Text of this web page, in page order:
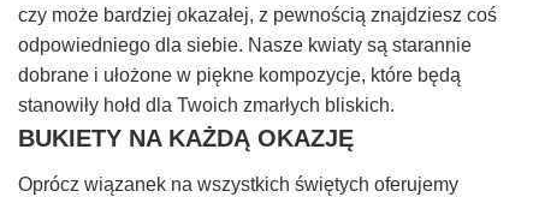
czy może bardziej okazałej, z pewnością znajdziesz coś
odpowiedniego dla siebie. Nasze kwiaty są starannie
dobrane i ułożone w piękne kompozycje, które będą
stanowiły hołd dla Twoich zmarłych bliskich.
BUKIETY NA KAŻDĄ OKAZJĘ
Oprócz wiązanek na wszystkich świętych oferujemy